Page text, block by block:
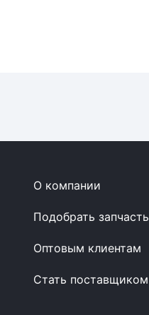
О компании
Подобрать запчасть
Оптовым клиентам
Стать поставщиком